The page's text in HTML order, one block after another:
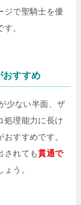
ジで聖騎士を優
。
おすすめ
少ない半面、ザ
処理能力に長け
すすめです。
されても貫通で
う。